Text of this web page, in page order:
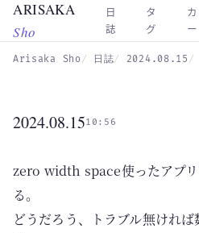
Skip to main content
ARISAKA
Sho
日
誌
タ
グ
ー
Arisaka Sho 日誌 2024.08.15
2024.08.1510:56
zero width space使ったアプ
る。
どうだろう、トラブル無けれ